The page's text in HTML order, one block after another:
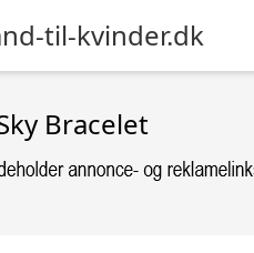
til-kvinder.dk
Bracelet